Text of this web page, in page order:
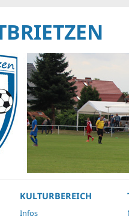
KULTURBEREICH
Infos